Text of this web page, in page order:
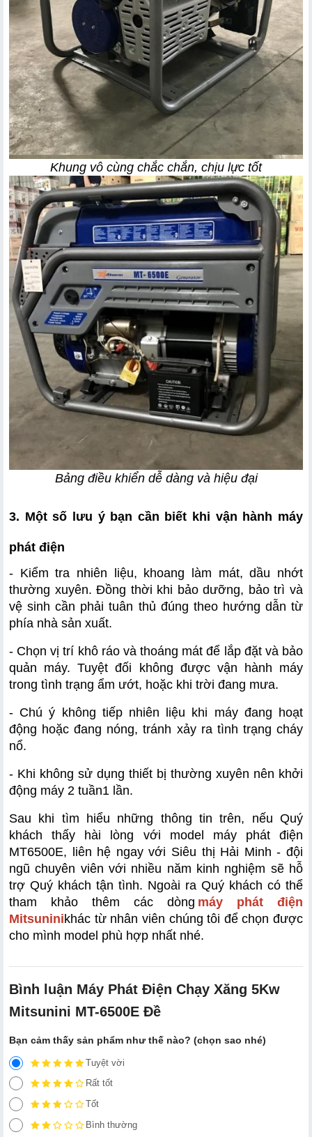
Khung vô cùng chắc chắn, chịu lực tốt
Bảng điều khiển dễ dàng và hiệu đại
3. Một số lưu ý bạn cần biết khi vận hành máy
phát điện
- Kiểm tra nhiên liệu, khoang làm mát, dầu nhớt
thường xuyên. Đồng thời khi bảo dưỡng, bảo trì và
vệ sinh cần phải tuân thủ đúng theo hướng dẫn từ
phía nhà sản xuất.
- Chọn vị trí khô ráo và thoáng mát để lắp đặt và bảo
quản máy. Tuyệt đối không được vận hành máy
trong tình trạng ẩm ướt, hoặc khi trời đang mưa.
- Chú ý không tiếp nhiên liệu khi máy đang hoạt
động hoặc đang nóng, tránh xảy ra tình trạng cháy
nổ.
- Khi không sử dụng thiết bị thường xuyên nên khởi
động máy 2 tuần1 lần.
Sau khi tìm hiểu những thông tin trên, nếu Quý
khách thấy hài lòng với model máy phát điện
MT6500E, liên hệ ngay với Siêu thị Hải Minh - đội
ngũ chuyên viên với nhiều năm kinh nghiệm sẽ hỗ
trợ Quý khách tận tình. Ngoài ra Quý khách có thể
tham khảo thêm các dòng máy phát điện
Mitsuninikhác từ nhân viên chúng tôi để chọn được
cho mình model phù hợp nhất nhé.
Bình luận Máy Phát Điện Chạy Xăng 5Kw
Mitsunini MT-6500E Đề
Bạn cảm thấy sản phẩm như thế nào? (chọn sao nhé)
Tuyệt vời
Rất tốt
Tốt
Bình thường